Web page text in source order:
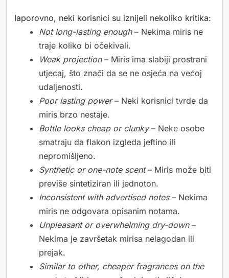
Iaporovno, neki korisnici su iznijeli nekoliko kritika:
Not long-lasting enough– Nekima miris ne
traje koliko bi očekivali.
Weak projection– Miris ima slabiji prostrani
utjecaj, što znači da se ne osjeća na većoj
udaljenosti.
Poor lasting power– Neki korisnici tvrde da
miris brzo nestaje.
Bottle looks cheap or clunky– Neke osobe
smatraju da flakon izgleda jeftino ili
nepromišljeno.
Synthetic or one-note scent– Miris može biti
previše sintetiziran ili jednoton.
Inconsistent with advertised notes– Nekima
miris ne odgovara opisanim notama.
Unpleasant or overwhelming dry-down–
Nekima je završetak mirisa nelagodan ili
prejak.
Similar to other, cheaper fragrances on the